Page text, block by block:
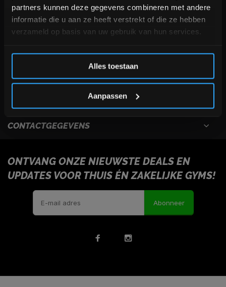
partners kunnen deze gegevens combineren met andere
informatie die u aan ze heeft verstrekt of die ze hebben
verzameld op basis van uw gebruik van hun services.
Alles toestaan
Aanpassen
CONTACTGEGEVENS
ONTVANG ONZE NIEUWSTE DEALS EN
UPDATES VOOR THUIS ÉN ZAKELIJKE GYMS!
Abonneer
Inschrijven
*Verzendkosten vallen buiten de korting